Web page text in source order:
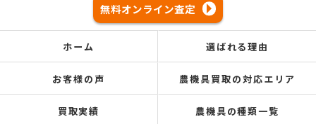
無料オンライン査定
ホーム 選ばれる理由
お客様の声 農機具買取の対応エリア
買取実績 農機具の種類一覧